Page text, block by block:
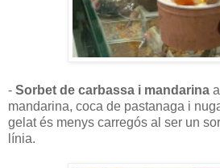
- Sorbet de carbassa i mandarina
mandarina, coca de pastanaga i
gelat és menys carregós al ser un
línia.